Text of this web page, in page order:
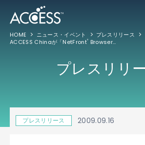
HOME ニュース・イベント
プレスリリース
ACCESS Chinaが「NetFront® Browser v3.5」をファーウェイ・テクノロジーズのグローバル市場向け携帯電話に提供
プレスリリ
プレスリリース 2009.09.16